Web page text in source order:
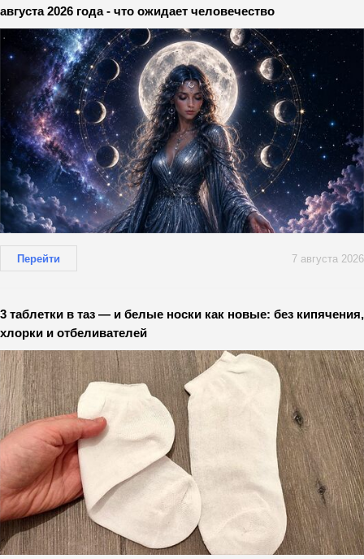
августа 2026 года - что ожидает человечество
Перейти 7 августа 2026
3 таблетки в таз — и белые носки как новые: без кипячения,
хлорки и отбеливателей